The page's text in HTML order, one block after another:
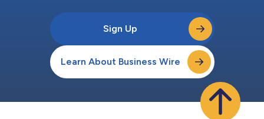
Sign Up
Learn About Business Wire